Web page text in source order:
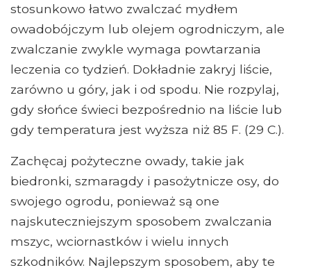
stosunkowo łatwo zwalczać mydłem
owadobójczym lub olejem ogrodniczym, ale
zwalczanie zwykle wymaga powtarzania
leczenia co tydzień. Dokładnie zakryj liście,
zarówno u góry, jak i od spodu. Nie rozpylaj,
gdy słońce świeci bezpośrednio na liście lub
gdy temperatura jest wyższa niż 85 F. (29 C.).
Zachęcaj pożyteczne owady, takie jak
biedronki, szmaragdy i pasożytnicze osy, do
swojego ogrodu, ponieważ są one
najskuteczniejszym sposobem zwalczania
mszyc, wciornastków i wielu innych
szkodników. Najlepszym sposobem, aby te